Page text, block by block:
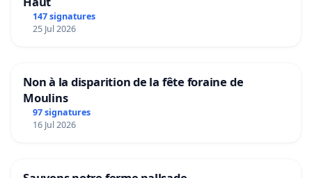
147 signatures
25 Jul 2026
Non à la disparition de la fête foraine de
Moulins
97 signatures
16 Jul 2026